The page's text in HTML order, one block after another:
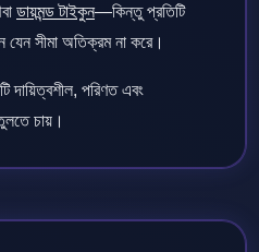
ডায়মন্ড টাইকুন—কিন্তু প্রতিটি
যেন সীমা অতিক্রম না করে।
পরিণত এবং
চায়।